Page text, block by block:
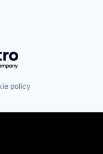
policy